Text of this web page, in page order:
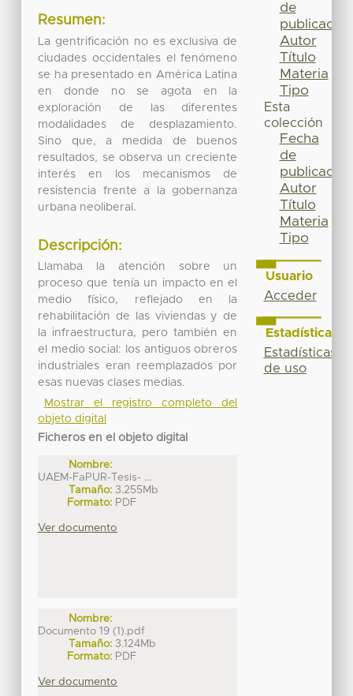
Resumen:
La gentrificación no es exclusiva de
ciudades occidentales el fenómeno
se ha presentado en América Latina
en donde no se agota en la
exploración de las diferentes
modalidades de desplazamiento.
Sino que, a medida de buenos
resultados, se observa un creciente
interés en los mecanismos de
resistencia frente a la gobernanza
urbana neoliberal.
Descripción:
Llamaba la atención sobre un
proceso que tenía un impacto en el
medio físico, reflejado en la
rehabilitación de las viviendas y de
la infraestructura, pero también en
el medio social: los antiguos obreros
industriales eran reemplazados por
esas nuevas clases medias.
Mostrar el registro completo del
objeto digital
Ficheros en el objeto digital
Nombre:
UAEM-FaPUR-Tesis- ...
Tamaño: 3.255Mb
Formato: PDF
Ver documento
Nombre:
Documento 19 (1).pdf
Tamaño: 3.124Mb
Formato: PDF
Ver documento
de
publicación
Autor
Título
Materia
Tipo
Esta
colección
Fecha
de
publicación
Autor
Título
Materia
Tipo
Usuario
Acceder
Estadísticas
Estadísticas
de uso